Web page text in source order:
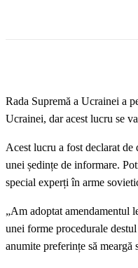
Rada Supremă a Ucrainei a
Ucrainei, dar acest lucru se
Acest lucru a fost declarat
unei ședințe de informare.
special experți în arme
„Am adoptat amendamentul
unei forme procedurale
anumite preferințe să meargă